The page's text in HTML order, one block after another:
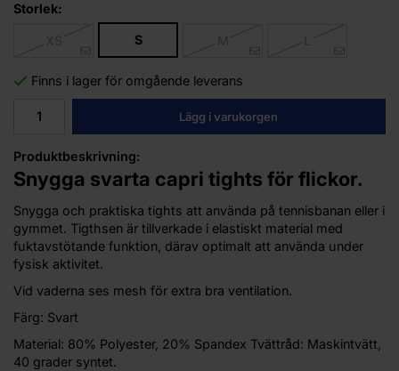
Storlek:
S
Finns i lager för omgående leverans
Lägg i varukorgen
Produktbeskrivning:
Snygga svarta capri tights för flickor.
Snygga och praktiska tights att använda på tennisbanan eller i
gymmet. Tigthsen är tillverkade i elastiskt material med
fuktavstötande funktion, därav optimalt att använda under
fysisk aktivitet.
Vid vaderna ses mesh för extra bra ventilation.
Färg: Svart
Material: 80% Polyester, 20% Spandex Tvättråd: Maskintvätt,
40 grader syntet.